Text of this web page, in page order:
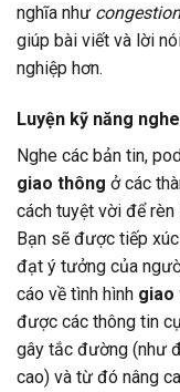
nghĩa như congestion
giúp bài viết và lời
nghiệp hơn.
Luyện kỹ năng
Nghe các bản tin,
giao thông ở các
cách tuyệt vời để rèn
Bạn sẽ được tiếp
đạt ý tưởng của
cáo về tình hình giao
được các thông tin
gây tắc đường (như
cao) và từ đó nâng